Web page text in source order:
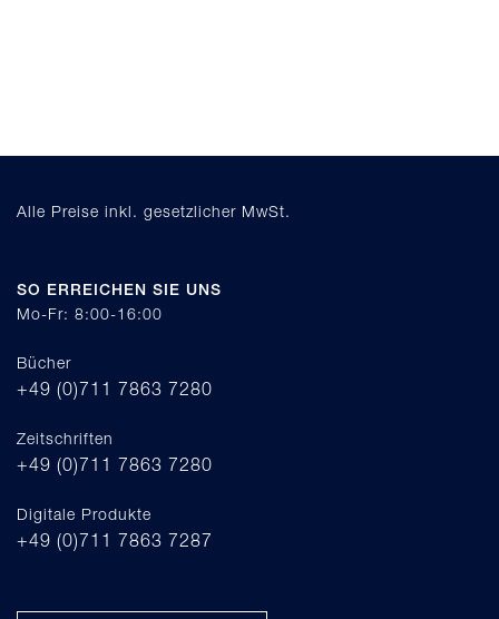
Alle Preise inkl. gesetzlicher MwSt.
SO ERREICHEN SIE UNS
Mo-Fr: 8:00-16:00
Bücher
+49 (0)711 7863 7280
Zeitschriften
+49 (0)711 7863 7280
Digitale Produkte
+49 (0)711 7863 7287